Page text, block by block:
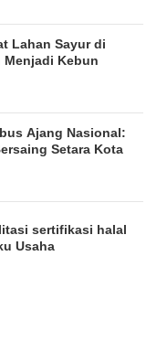
Lahan Sayur di
Menjadi Kebun
Ajang Nasional:
Setara Kota
sertifikasi halal
Usaha